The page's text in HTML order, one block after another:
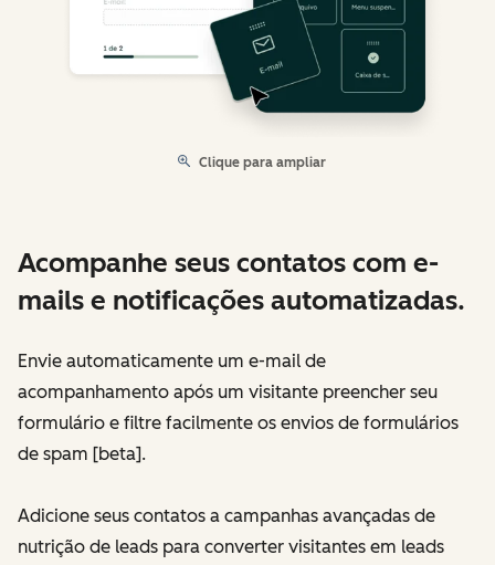
Clique para ampliar
Acompanhe seus contatos com e-
mails e notificações automatizadas.
Envie automaticamente um e-mail de
acompanhamento após um visitante preencher seu
formulário e filtre facilmente os envios de formulários
de spam [beta].
Adicione seus contatos a campanhas avançadas de
nutrição de leads para converter visitantes em leads